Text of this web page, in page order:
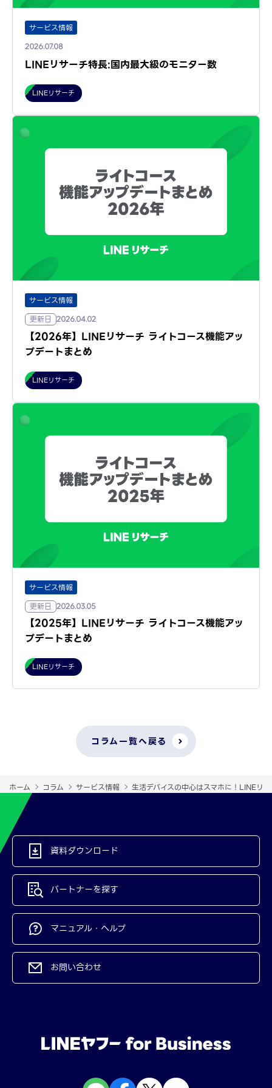
サービス情報
2026.07.08
LINEリサーチ特長:国内最大級のモニター数
LINEリサーチ
サービス情報
更新日
2026.04.02
【2026年】LINEリサーチ ライトコース機能アッ
プデートまとめ
LINEリサーチ
サービス情報
更新日
2026.03.05
【2025年】LINEリサーチ ライトコース機能アッ
プデートまとめ
LINEリサーチ
コラム一覧へ戻る
ホーム コラム サービス情報 生活デバイスの中心はスマホに！LINEリ
資料ダウンロード
パートナーを探す
マニュアル・ヘルプ
お問い合わせ